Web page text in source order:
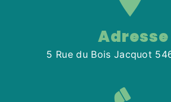
Adresse
5 Rue du Bois Jacquot